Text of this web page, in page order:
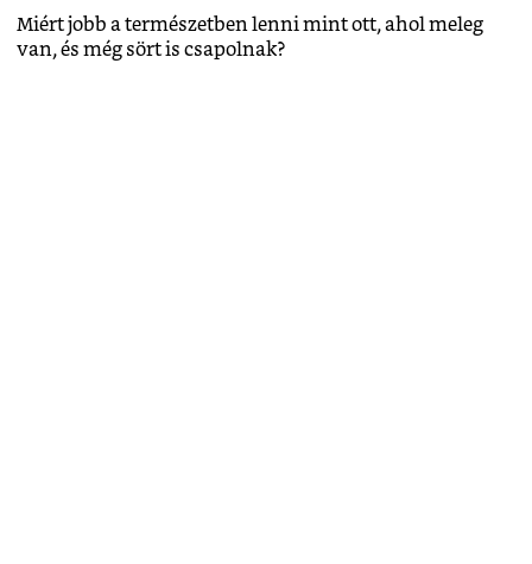
Miért jobb a természetben lenni mint ott, ahol meleg
van, és még sört is csapolnak?